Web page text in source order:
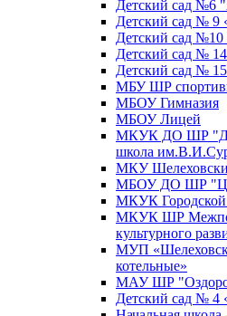
Детский сад №6
Детский сад № 9
Детский сад
Детский сад №
Детский сад №
МБУ ШР
МБОУ Гимназия
МБОУ Лицей
МКУК ДО ШР
школа
МКУ
МБОУ ДО ШР
МКУК Городской
МКУК ШР
культурного
МУП
котельные»
МАУ ШР
Детский сад № 4